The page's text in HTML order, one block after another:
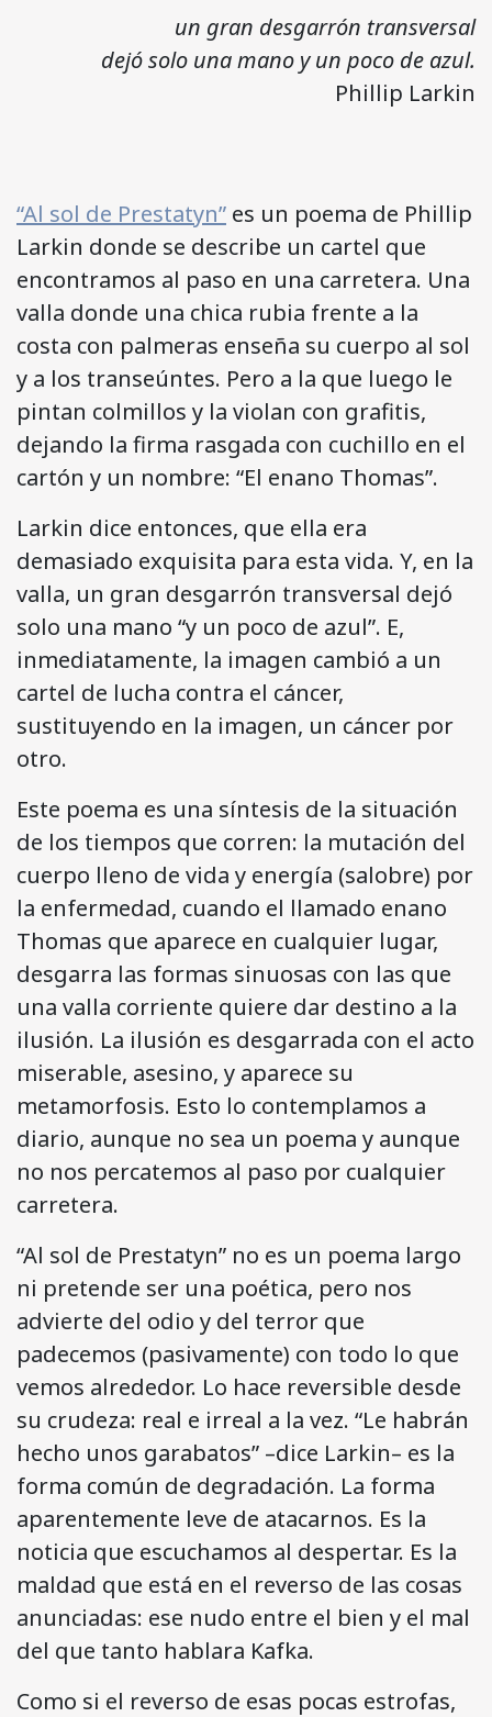
un gran desgarrón transversal
dejó solo una mano y un poco de azul.
Phillip Larkin
“Al sol de Prestatyn” es un poema de Phillip
Larkin donde se describe un cartel que
encontramos al paso en una carretera. Una
valla donde una chica rubia frente a la
costa con palmeras enseña su cuerpo al sol
y a los transeúntes. Pero a la que luego le
pintan colmillos y la violan con grafitis,
dejando la firma rasgada con cuchillo en el
cartón y un nombre: “El enano Thomas”.
Larkin dice entonces, que ella era
demasiado exquisita para esta vida. Y, en la
valla, un gran desgarrón transversal dejó
solo una mano “y un poco de azul”. E,
inmediatamente, la imagen cambió a un
cartel de lucha contra el cáncer,
sustituyendo en la imagen, un cáncer por
otro.
Este poema es una síntesis de la situación
de los tiempos que corren: la mutación del
cuerpo lleno de vida y energía (salobre) por
la enfermedad, cuando el llamado enano
Thomas que aparece en cualquier lugar,
desgarra las formas sinuosas con las que
una valla corriente quiere dar destino a la
ilusión. La ilusión es desgarrada con el acto
miserable, asesino, y aparece su
metamorfosis. Esto lo contemplamos a
diario, aunque no sea un poema y aunque
no nos percatemos al paso por cualquier
carretera.
“Al sol de Prestatyn” no es un poema largo
ni pretende ser una poética, pero nos
advierte del odio y del terror que
padecemos (pasivamente) con todo lo que
vemos alrededor. Lo hace reversible desde
su crudeza: real e irreal a la vez. “Le habrán
hecho unos garabatos” –dice Larkin– es la
forma común de degradación. La forma
aparentemente leve de atacarnos. Es la
noticia que escuchamos al despertar. Es la
maldad que está en el reverso de las cosas
anunciadas: ese nudo entre el bien y el mal
del que tanto hablara Kafka.
Como si el reverso de esas pocas estrofas,